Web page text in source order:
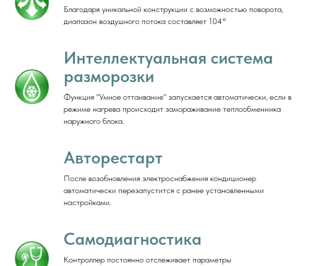
Благодаря уникальной конструкции с возможностью поворота,
диапазон воздушного потока составляет 104°
Интеллектуальная система
разморозки
Функция "Умное оттаивание" запускается автоматически, если в
режиме нагрева происходит замораживание теплообменника
наружного блока.
Авторестарт
После возобновления электроснабжения кондиционер
автоматически перезапустится с ранее установленными
настройками.
Самодиагностика
Контроллер постоянно отслеживает параметры